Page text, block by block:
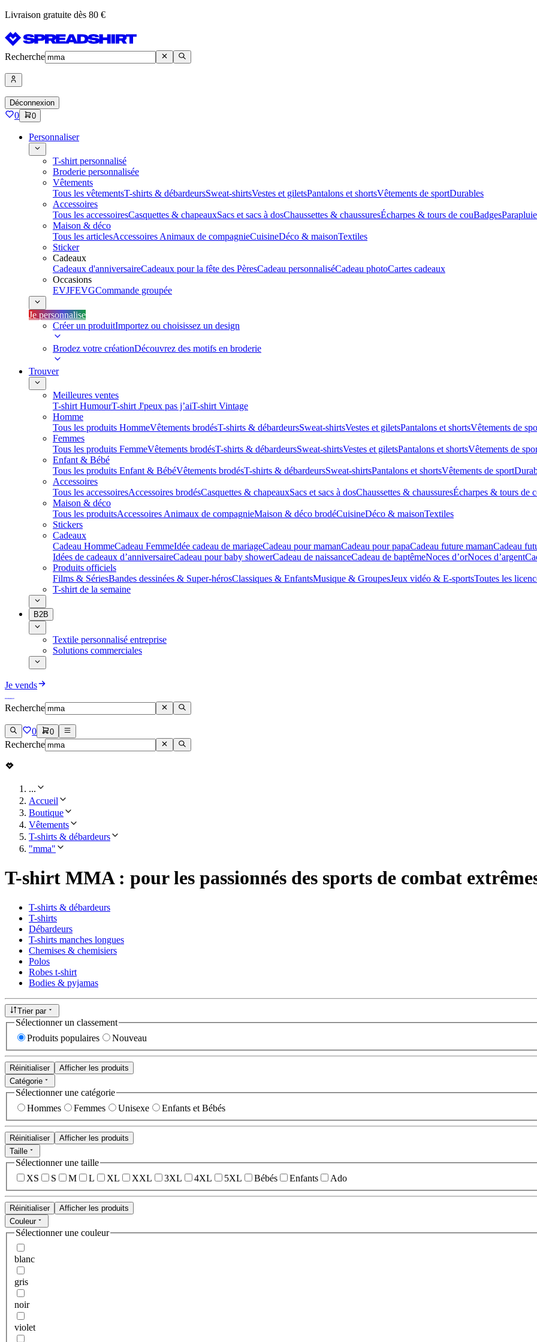
Livraison gratuite dès 80 €
Recherche
Déconnexion
0 0
Personnaliser
T-shirt personnalisé
Broderie personnalisée
Vêtements
Tous les vêtementsT-shirts & débardeursSweat-shirtsVestes et giletsPantalons et shortsVêtements de sportDurables
Accessoires
Tous les accessoiresCasquettes & chapeauxSacs et sacs à dosChaussettes & chaussuresÉcharpes & tours de couBadges
Maison & déco
Tous les articlesAccessoires Animaux de compagnieCuisineDéco & maisonTextiles
Sticker
Cadeaux
Cadeaux d'anniversaireCadeaux pour la fête des PèresCadeau personnaliséCadeau photoCartes cadeaux
Occasions
EVJFEVGCommande groupée
Je personnalise
Créer un produitImportez ou choisissez un design
Brodez votre créationDécouvrez des motifs en broderie
Trouver
Meilleures ventes
T-shirt HumourT-shirt J'peux pas j’aiT-shirt Vintage
Homme
Tous les produits HommeVêtements brodésT-shirts & débardeursSweat-shirtsVestes et giletsPantalons et shortsVêtements de
Femmes
Tous les produits FemmeVêtements brodésT-shirts & débardeursSweat-shirtsVestes et giletsPantalons et shortsVêtements de
Enfant & Bébé
Tous les produits Enfant & BébéVêtements brodésT-shirts & débardeursSweat-shirtsPantalons et shortsVêtements de sport
Accessoires
Tous les accessoiresAccessoires brodésCasquettes & chapeauxSacs et sacs à dosChaussettes & chaussuresÉcharpes & tours de
Maison & déco
Tous les produitsAccessoires Animaux de compagnieMaison & déco brodéCuisineDéco & maisonTextiles
Stickers
Cadeaux
Cadeau HommeCadeau FemmeIdée cadeau de mariage​Cadeau pour mamanCadeau pour papaCadeau future mamanCadeau
Idées de cadeaux d’anniversaireCadeau pour baby showerCadeau de naissanceCadeau de baptêmeNoces d’orNoces d’argent
Produits officiels
Films & SériesBandes dessinées & Super-hérosClassiques & EnfantsMusique & GroupesJeux vidéo & E-sportsToutes les
T-shirt de la semaine
B2B
Textile personnalisé entreprise
Solutions commerciales
Je vends
Recherche
0 0
Recherche
...
Accueil
Boutique
Vêtements
T-shirts & débardeurs
"mma"
T-shirt MMA : pour les passionnés des sports de combat
T-shirts & débardeurs
T-shirts
Débardeurs
T-shirts manches longues
Chemises & chemisiers
Polos
Robes t-shirt
Bodies & pyjamas
Trier par
Sélectionner un classement
Produits populaires
Nouveau
Réinitialiser
Afficher les produits
Catégorie
Sélectionner une catégorie
Hommes
Femmes Unisexe Enfants et Bébés
Réinitialiser
Afficher les produits
Taille
Sélectionner une taille
XS
S M L XL XXL 3XL 4XL 5XL Bébés Enfants Ado
Réinitialiser
Afficher les produits
Couleur
Sélectionner une couleur
blanc
gris
noir
violet